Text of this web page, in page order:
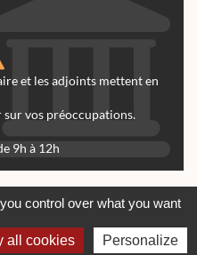
et les adjoints mettent en
sur vos préoccupations.
9h à 12h
Mentions légales
de Réalmont 2024 -
control over what you want
all cookies Personalize